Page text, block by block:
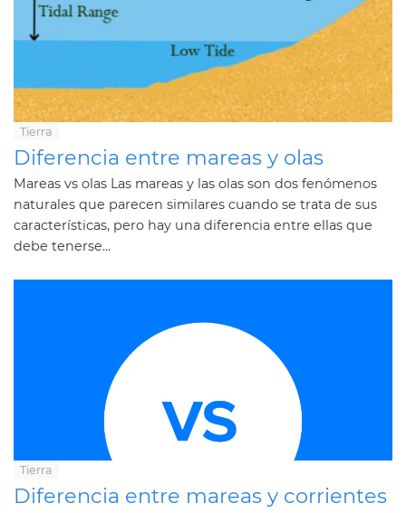
Tierra
Diferencia entre mareas y olas
Mareas vs olas Las mareas y las olas son dos fenómenos
naturales que parecen similares cuando se trata de sus
características, pero hay una diferencia entre ellas que
debe tenerse...
Tierra
Diferencia entre mareas y corrientes